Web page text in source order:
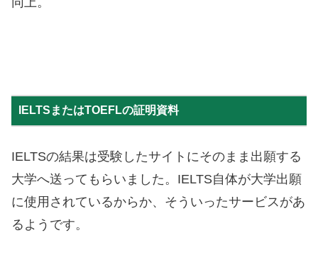
IELTSまたはTOEFLの証明資料
IELTSの結果は受験したサイトにそのまま出願する
大学へ送ってもらいました。IELTS自体が大学出願
に使用されているからか、そういったサービスがあ
るようです。